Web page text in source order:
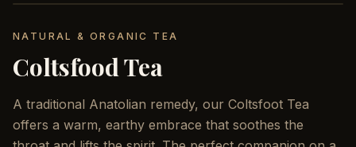
NATURAL & ORGANIC TEA
Coltsfood Tea
A traditional Anatolian remedy, our Coltsfoot Tea
offers a warm, earthy embrace that soothes the